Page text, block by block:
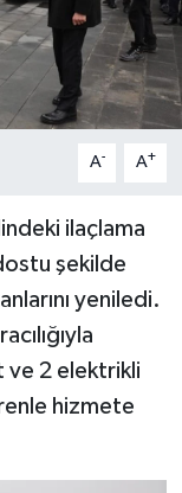
A- A+
ilaçlama
şekilde
yeniledi.
ve 2 elektrikli
hizmete